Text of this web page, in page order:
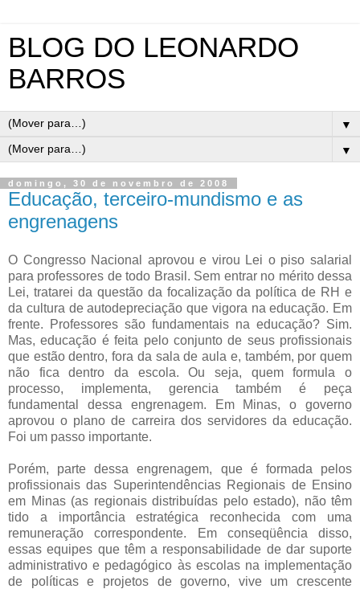
BLOG DO LEONARDO
BARROS
▼
▼
domingo, 30 de novembro de 2008
Educação, terceiro-mundismo e as
engrenagens
O Congresso Nacional aprovou e virou Lei o piso salarial
para professores de todo Brasil. Sem entrar no mérito dessa
Lei, tratarei da questão da focalização da política de RH e
da cultura de autodepreciação que vigora na educação. Em
frente. Professores são fundamentais na educação? Sim.
Mas, educação é feita pelo conjunto de seus profissionais
que estão dentro, fora da sala de aula e, também, por quem
não fica dentro da escola. Ou seja, quem formula o
processo, implementa, gerencia também é peça
fundamental dessa engrenagem. Em Minas, o governo
aprovou o plano de carreira dos servidores da educação.
Foi um passo importante.
Porém, parte dessa engrenagem, que é formada pelos
profissionais das Superintendências Regionais de Ensino
em Minas (as regionais distribuídas pelo estado), não têm
tido a importância estratégica reconhecida com uma
remuneração correspondente. Em conseqüência disso,
essas equipes que têm a responsabilidade de dar suporte
administrativo e pedagógico às escolas na implementação
de políticas e projetos de governo, vive um crescente